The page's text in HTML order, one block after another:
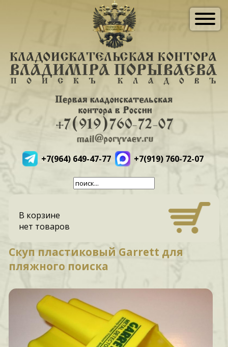
+7(964) 649-47-77 +7(919) 760-72-07
В корзине
нет товаров
Скуп пластиковый Garrett для
пляжного поиска